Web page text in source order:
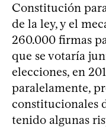
Constitución
de la ley, y el
260.000 firmas
que se votaría
elecciones, en
paralelamente,
constitucionales
tenido algunas